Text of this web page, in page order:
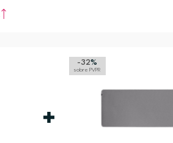
-32%
sobre PVPR